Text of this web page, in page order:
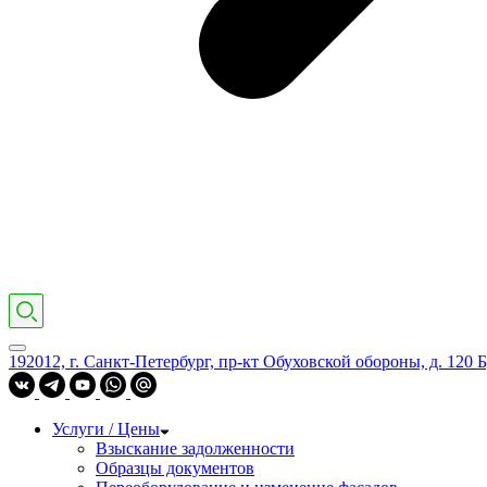
192012, г. Санкт-Петербург, пр-кт Обуховской обороны, д. 120
Услуги / Цены
Взыскание задолженности
Образцы документов